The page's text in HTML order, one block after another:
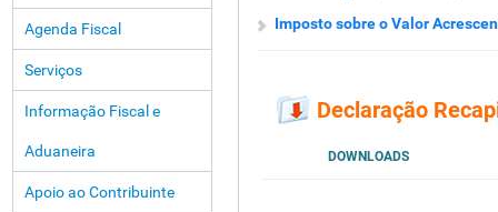
Agenda Fiscal
Serviços
Informação Fiscal e
Aduaneira
Apoio ao Contribuinte
Imposto sobre o Valor
Declaração
DOWNLOADS